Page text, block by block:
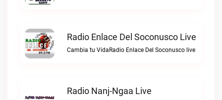
Radio Enlace Del Soconusco Live
Cambia tu VidaRadio Enlace Del Soconusco live
Radio Nanj-Ngaa Live